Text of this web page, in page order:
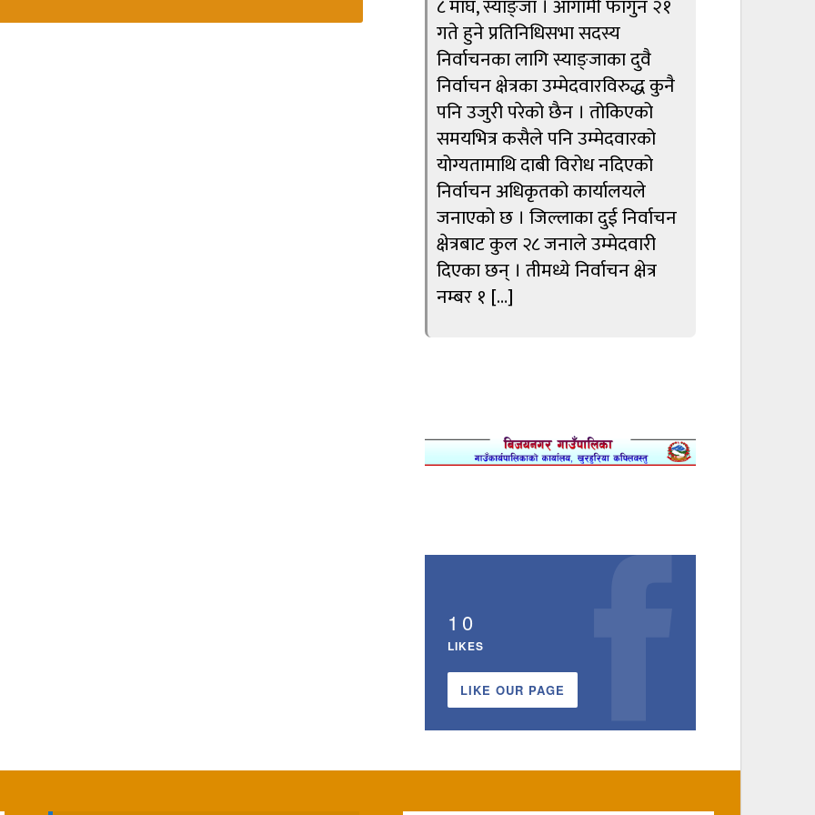
८ माघ, स्याङ्जा । आगामी फागुन २१
गते हुने प्रतिनिधिसभा सदस्य
निर्वाचनका लागि स्याङ्जाका दुवै
निर्वाचन क्षेत्रका उम्मेदवारविरुद्ध कुनै
पनि उजुरी परेको छैन । तोकिएको
समयभित्र कसैले पनि उम्मेदवारको
योग्यतामाथि दाबी विरोध नदिएको
निर्वाचन अधिकृतको कार्यालयले
जनाएको छ । जिल्लाका दुई निर्वाचन
क्षेत्रबाट कुल २८ जनाले उम्मेदवारी
दिएका छन् । तीमध्ये निर्वाचन क्षेत्र
नम्बर १ […]
10
LIKES
LIKE OUR PAGE